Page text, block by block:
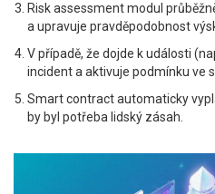
Risk assessment modul
a upravuje pravděpodobnost
V případě, že dojde k události
incident a aktivuje podmínku ve
Smart contract automaticky
by byl potřeba lidský zásah.